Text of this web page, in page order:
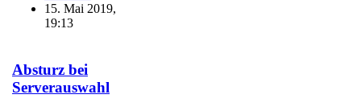
15. Mai 2019,
19:13
Absturz bei
Serverauswahl